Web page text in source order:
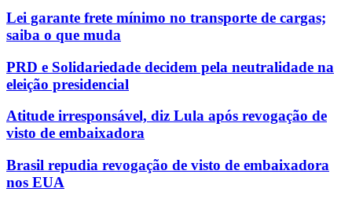
Lei garante frete mínimo no transporte de cargas;
saiba o que muda
PRD e Solidariedade decidem pela neutralidade na
eleição presidencial
Atitude irresponsável, diz Lula após revogação de
visto de embaixadora
Brasil repudia revogação de visto de embaixadora
nos EUA